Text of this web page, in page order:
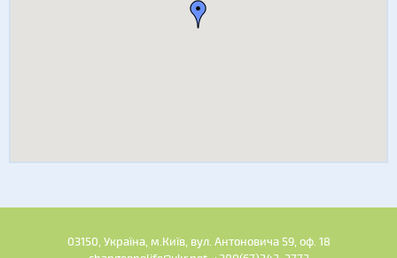
03150, Україна, м.Київ, вул. Антоновича 59, оф. 18